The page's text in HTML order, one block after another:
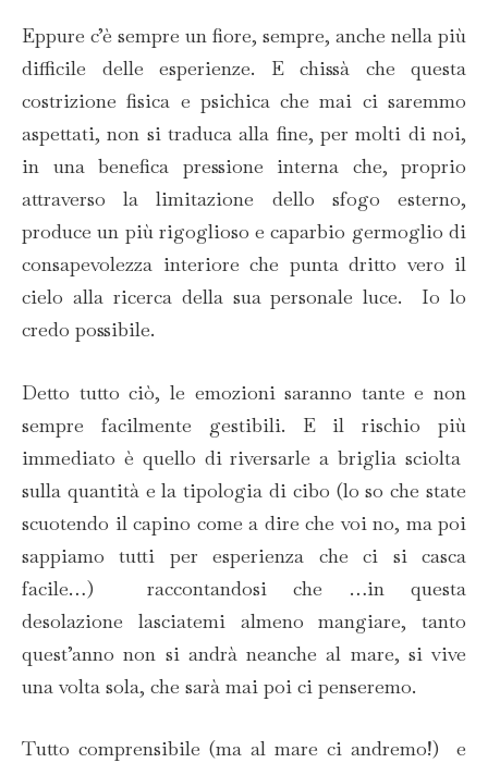
Eppure c’è sempre un fiore, sempre, anche nella più
difficile delle esperienze. E chissà che questa
costrizione fisica e psichica che mai ci saremmo
aspettati, non si traduca alla fine, per molti di noi,
in una benefica pressione interna che, proprio
attraverso la limitazione dello sfogo esterno,
produce un più rigoglioso e caparbio germoglio di
consapevolezza interiore che punta dritto vero il
cielo alla ricerca della sua personale luce. Io lo
credo possibile.
Detto tutto ciò, le emozioni saranno tante e non
sempre facilmente gestibili. E il rischio più
immediato è quello di riversarle a briglia sciolta
sulla quantità e la tipologia di cibo (lo so che state
scuotendo il capino come a dire che voi no, ma poi
sappiamo tutti per esperienza che ci si casca
facile…) raccontandosi che …in questa
desolazione lasciatemi almeno mangiare, tanto
quest’anno non si andrà neanche al mare, si vive
una volta sola, che sarà mai poi ci penseremo.
Tutto comprensibile (ma al mare ci andremo!) e